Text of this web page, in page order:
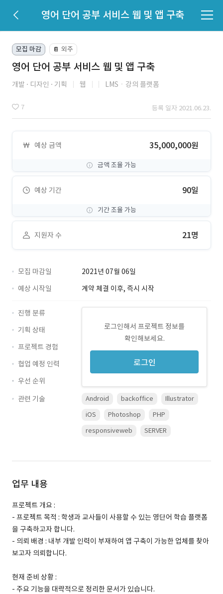
영어 단어 공부 서비스 웹 및 앱 구축
모집 마감 📔 외주
영어 단어 공부 서비스 웹 및 앱 구축
개발 디자인 기획 웹 LMSㆍ강의 플랫폼
7 등록 일자 2021.06.23.
예상 금액 35,000,000원
금액 조율 가능
예상 기간 90일
기간 조율 가능
지원자 수 21명
모집 마감일
2021년 07월 06일
예상 시작일
계약 체결 이후, 즉시 시작
로그인해서 프로젝트 정보를
확인해보세요.
로그인
진행 분류
기획 상태
프로젝트 경험
협업 예정 인력
우선 순위
관련 기술
Android backoffice
Illustrator
iOS
Photoshop
PHP
responsiveweb
SERVER
업무 내용
프로젝트 개요 :
- 프로젝트 목적 : 학생과 교사들이 사용할 수 있는 영단어 학습 플랫폼
을 구축하고자 합니다.
- 의뢰 배경 : 내부 개발 인력이 부재하여 앱 구축이 가능한 업체를 찾아
보고자 의뢰합니다.
현재 준비 상황 :
- 주요 기능을 대략적으로 정리한 문서가 있습니다.